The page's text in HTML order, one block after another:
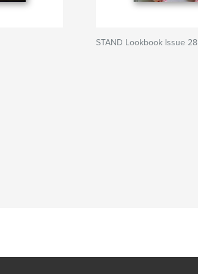
STAND Lookbook Issue 28